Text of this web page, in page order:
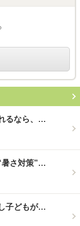
るなら、…
暑さ対策”…
子どもが…